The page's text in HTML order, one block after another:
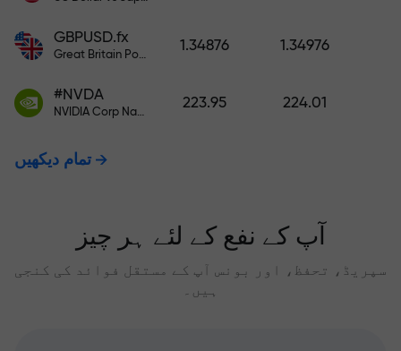
GBPUSD.fx
Great Britain Pound vs US Dollar
1.34876 1.34976
#NVDA
NVIDIA Corp Nasdaq Stock Exchange (Nasdaq) USD
223.95 224.01
تمام دیکھیں
آپ کے نفع کے لئے ہر چیز
سپریڈ، تحفظ، اور بونس آپ کے مستقل فوائد کی کنجی
ہیں۔